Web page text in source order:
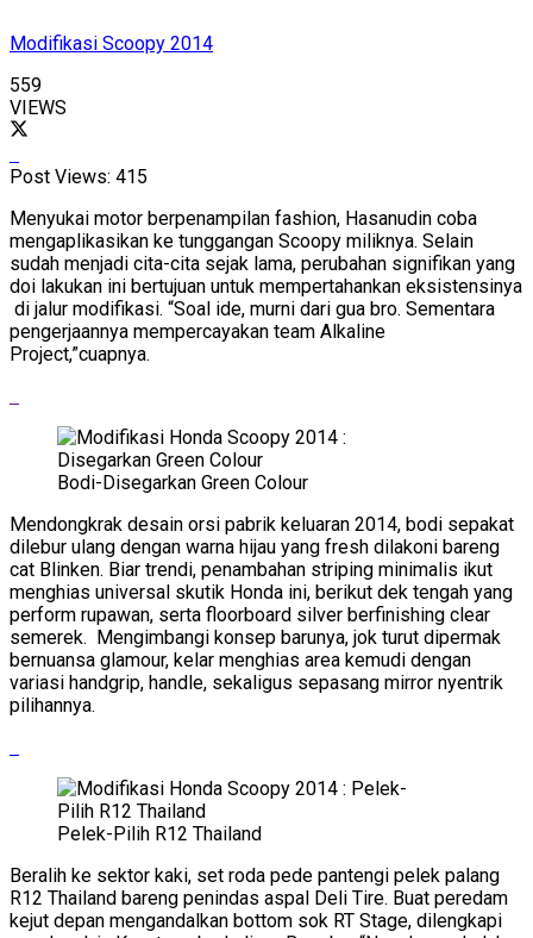
Modifikasi Scoopy 2014
559
VIEWS
Post Views: 415
Menyukai motor berpenampilan fashion, Hasanudin coba
mengaplikasikan ke tunggangan Scoopy miliknya. Selain
sudah menjadi cita-cita sejak lama, perubahan signifikan yang
doi lakukan ini bertujuan untuk mempertahankan eksistensinya
di jalur modifikasi. “Soal ide, murni dari gua bro. Sementara
pengerjaannya mempercayakan team Alkaline
Project,”cuapnya.
Bodi-Disegarkan Green Colour
Mendongkrak desain orsi pabrik keluaran 2014, bodi sepakat
dilebur ulang dengan warna hijau yang fresh dilakoni bareng
cat Blinken. Biar trendi, penambahan striping minimalis ikut
menghias universal skutik Honda ini, berikut dek tengah yang
perform rupawan, serta floorboard silver berfinishing clear
semerek. Mengimbangi konsep barunya, jok turut dipermak
bernuansa glamour, kelar menghias area kemudi dengan
variasi handgrip, handle, sekaligus sepasang mirror nyentrik
pilihannya.
Pelek-Pilih R12 Thailand
Beralih ke sektor kaki, set roda pede pantengi pelek palang
R12 Thailand bareng penindas aspal Deli Tire. Buat peredam
kejut depan mengandalkan bottom sok RT Stage, dilengkapi